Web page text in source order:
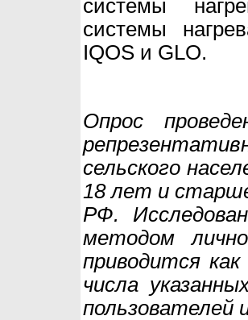
системы
системы
IQOS и GLO.
Опрос
сельского
18 лет и
РФ.
методом
приводится
числа
пользователей